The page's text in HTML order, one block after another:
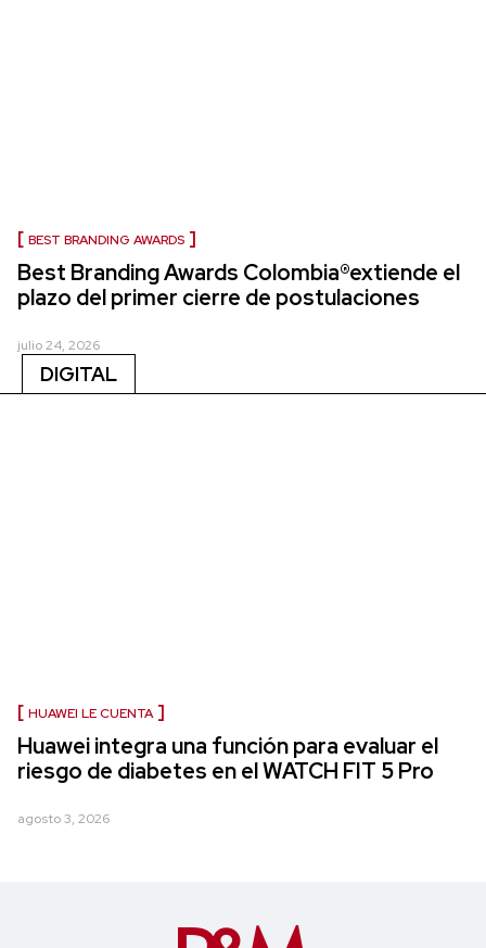
BEST BRANDING AWARDS
Best Branding Awards Colombia®extiende el
plazo del primer cierre de postulaciones
julio 24, 2026
DIGITAL
HUAWEI LE CUENTA
Huawei integra una función para evaluar el
riesgo de diabetes en el WATCH FIT 5 Pro
agosto 3, 2026